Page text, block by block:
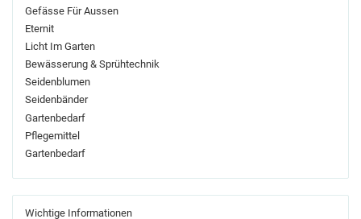
Gefässe Für Aussen
Eternit
Licht Im Garten
Bewässerung & Sprühtechnik
Seidenblumen
Seidenbänder
Gartenbedarf
Pflegemittel
Gartenbedarf
Wichtige Informationen